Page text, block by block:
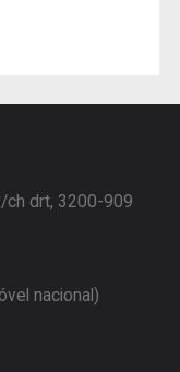
ch drt, 3200-909
nacional)